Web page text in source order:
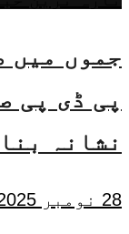
جموں میں
پی ڈی پی
نشانہ
28 نومبر 2025